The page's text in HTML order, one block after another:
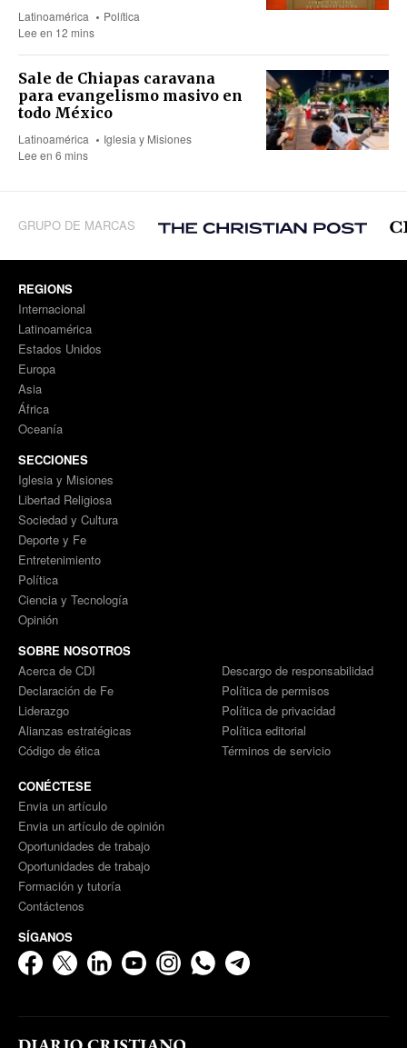
Latinoamérica
Política
Lee en 12 mins
Sale de Chiapas caravana
para evangelismo masivo en
todo México
Latinoamérica
Iglesia y Misiones
Lee en 6 mins
GRUPO DE MARCAS
REGIONS
Internacional
Latinoamérica
Estados Unidos
Europa
Asia
África
Oceanía
SECCIONES
Iglesia y Misiones
Libertad Religiosa
Sociedad y Cultura
Deporte y Fe
Entretenimiento
Política
Ciencia y Tecnología
Opinión
SOBRE NOSOTROS
Acerca de CDI
Declaración de Fe
Liderazgo
Alianzas estratégicas
Código de ética
Descargo de responsabilidad
Política de permisos
Política de privacidad
Política editorial
Términos de servicio
CONÉCTESE
Envia un artículo
Envia un artículo de opinión
Oportunidades de trabajo
Oportunidades de trabajo
Formación y tutoría
Contáctenos
SÍGANOS